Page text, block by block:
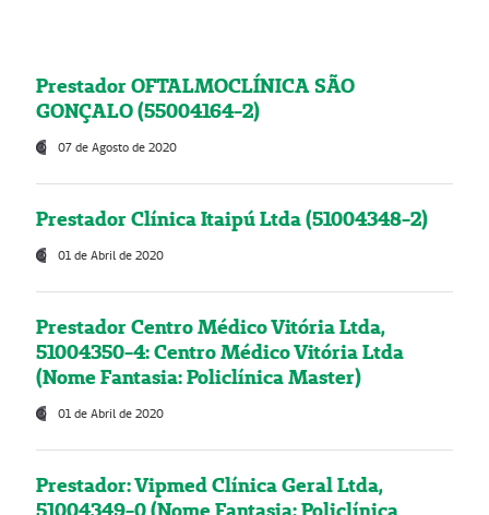
Prestador OFTALMOCLÍNICA SÃO
GONÇALO (55004164-2)
07 de Agosto de 2020
Prestador Clínica Itaipú Ltda (51004348-2)
01 de Abril de 2020
Prestador Centro Médico Vitória Ltda,
51004350-4: Centro Médico Vitória Ltda
(Nome Fantasia: Policlínica Master)
01 de Abril de 2020
Prestador: Vipmed Clínica Geral Ltda,
51004349-0 (Nome Fantasia: Policlínica